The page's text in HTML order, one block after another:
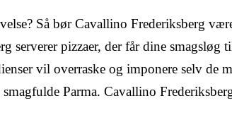
Så bør Cavallino Frederiksberg
serverer pizzaer, der får dine smagsløg
vil overraske og imponere selv de
Parma. Cavallino